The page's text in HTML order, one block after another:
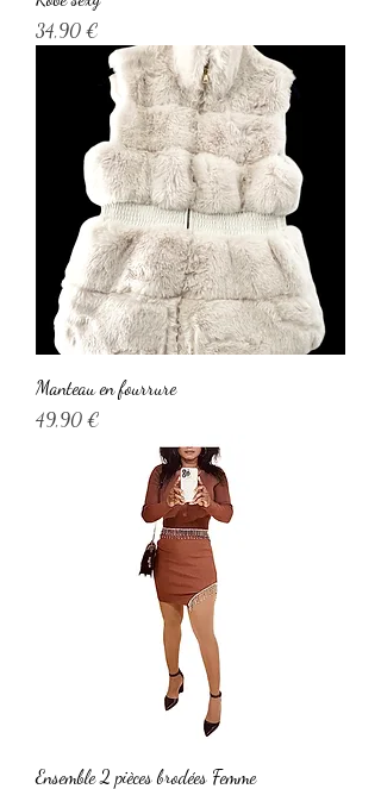
Prix
34,90 €
Manteau en fourrure
Prix
49,90 €
Ensemble 2 pièces brodées Femme